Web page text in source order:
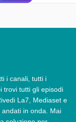
i canali, tutti i
trovi tutti gli episodi
La7, Mediaset e
in onda. Mai